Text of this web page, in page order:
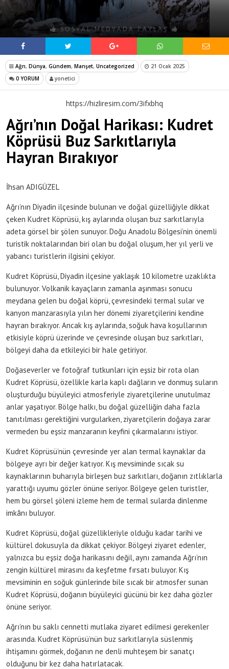
SOSYAL MEDYADA PAYLAŞ
Ağrı, Dünya, Gündem, Manşet, Uncategorized
21 Ocak 2025
0 YORUM
yonetici
https://hizliresim.com/3ifxbhq
Ağrı’nın Doğal Harikası: Kudret
Köprüsü Buz Sarkıtlarıyla
Hayran Bırakıyor
İhsan ADIGÜZEL
Ağrı’nın Diyadin ilçesinde bulunan ve doğal güzelliğiyle dikkat
çeken Kudret Köprüsü, kış aylarında oluşan buz sarkıtlarıyla
adeta görsel bir şölen sunuyor. Doğu Anadolu Bölgesi’nin önemli
turistik noktalarından biri olan bu doğal oluşum, her yıl yerli ve
yabancı turistlerin ilgisini çekiyor.
Kudret Köprüsü, Diyadin ilçesine yaklaşık 10 kilometre uzaklıkta
bulunuyor. Volkanik kayaçların zamanla aşınması sonucu
meydana gelen bu doğal köprü, çevresindeki termal sular ve
kanyon manzarasıyla yılın her dönemi ziyaretçilerini kendine
hayran bırakıyor. Ancak kış aylarında, soğuk hava koşullarının
etkisiyle köprü üzerinde ve çevresinde oluşan buz sarkıtları,
bölgeyi daha da etkileyici bir hale getiriyor.
Doğaseverler ve fotoğraf tutkunları için eşsiz bir rota olan
Kudret Köprüsü, özellikle karla kaplı dağların ve donmuş suların
oluşturduğu büyüleyici atmosferiyle ziyaretçilerine unutulmaz
anlar yaşatıyor. Bölge halkı, bu doğal güzelliğin daha fazla
tanıtılması gerektiğini vurgularken, ziyaretçilerin doğaya zarar
vermeden bu eşsiz manzaranın keyfini çıkarmalarını istiyor.
Kudret Köprüsü’nün çevresinde yer alan termal kaynaklar da
bölgeye ayrı bir değer katıyor. Kış mevsiminde sıcak su
kaynaklarının buharıyla birleşen buz sarkıtları, doğanın zıtlıklarla
yarattığı uyumu gözler önüne seriyor. Bölgeye gelen turistler,
hem bu görsel şöleni izleme hem de termal sularda dinlenme
imkânı buluyor.
Kudret Köprüsü, doğal güzellikleriyle olduğu kadar tarihi ve
kültürel dokusuyla da dikkat çekiyor. Bölgeyi ziyaret edenler,
yalnızca bu eşsiz doğa harikasını değil, aynı zamanda Ağrı’nın
zengin kültürel mirasını da keşfetme fırsatı buluyor. Kış
mevsiminin en soğuk günlerinde bile sıcak bir atmosfer sunan
Kudret Köprüsü, doğanın büyüleyici gücünü bir kez daha gözler
önüne seriyor.
Ağrı’nın bu saklı cennetti mutlaka ziyaret edilmesi gerekenler
arasında. Kudret Köprüsü’nün buz sarkıtlarıyla süslenmiş
ihtişamını görmek, doğanın ne denli muhteşem bir sanatçı
olduğunu bir kez daha hatırlatacak.